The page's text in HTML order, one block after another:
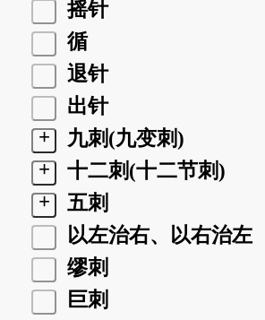
摇针
循
退针
出针
+
九刺(九变刺)
+
十二刺(十二节刺)
+
五刺
以左治右、以右治左
缪刺
巨刺